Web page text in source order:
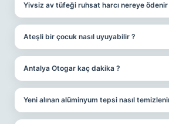
Yivsiz av tüfeği ruhsat harcı nereye ödenir
Ateşli bir çocuk nasıl uyuyabilir ?
Antalya Otogar kaç dakika ?
Yeni alınan alüminyum tepsi nasıl